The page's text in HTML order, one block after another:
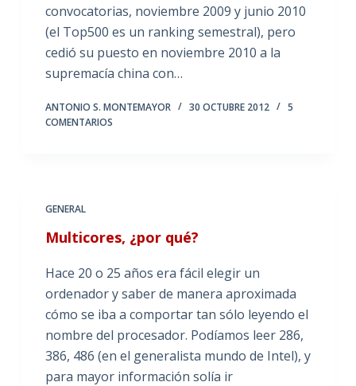
convocatorias, noviembre 2009 y junio 2010
(el Top500 es un ranking semestral), pero
cedió su puesto en noviembre 2010 a la
supremacía china con…
ANTONIO S. MONTEMAYOR 30 OCTUBRE 2012
5
COMENTARIOS
GENERAL
Multicores, ¿por qué?
Hace 20 o 25 años era fácil elegir un
ordenador y saber de manera aproximada
cómo se iba a comportar tan sólo leyendo el
nombre del procesador. Podíamos leer 286,
386, 486 (en el generalista mundo de Intel), y
para mayor información solía ir